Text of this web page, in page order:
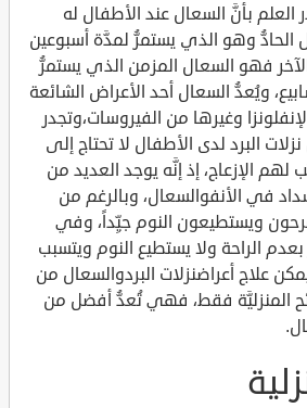
بأنَّ السعال عند الأطفال له
الحادُّ وهو الذي يستمرُّ لمدَّة أسبوعين
فهو السعال المزمن الذي يستمرُّ
ويُعدُّ السعال أحد الأعراض الشائعة
وغيرها من الفيروسات،وتجدر
البرد لدى الأطفال لا تحتاج إلى
لهم الإزعاج، إذ إنَّه يوجد العديد من
في الأنفوالسعال، وبالرغم من
ويستطيعون النوم جيِّداً، وفي
الراحة ولا يستطيع النوم ويتسبب
علاج أعراضنزلات البردوالسعال من
المنزليَّة فقط، فهي تُعدُّ أفضل من